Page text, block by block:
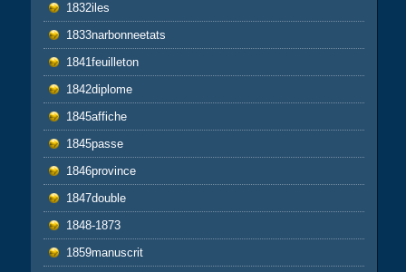
1832iles
1833narbonneetats
1841feuilleton
1842diplome
1845affiche
1845passe
1846province
1847double
1848-1873
1859manuscrit